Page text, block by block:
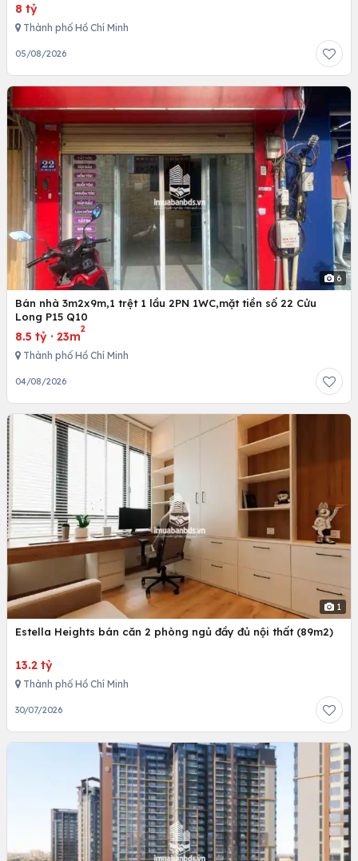
8 tỷ
Thành phố Hồ Chí Minh
05/08/2026
6
Bán nhà 3m2x9m,1 trệt 1 lầu 2PN 1WC,mặt tiền số 22 Cửu
Long P15 Q10
8.5 tỷ · 23m
2
Thành phố Hồ Chí Minh
04/08/2026
1
Estella Heights bán căn 2 phòng ngủ đầy đủ nội thất (89m2)
13.2 tỷ
Thành phố Hồ Chí Minh
30/07/2026